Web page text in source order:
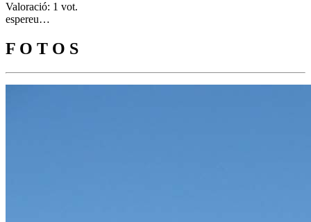
Valoració: 1 vot.
espereu…
F O T O S